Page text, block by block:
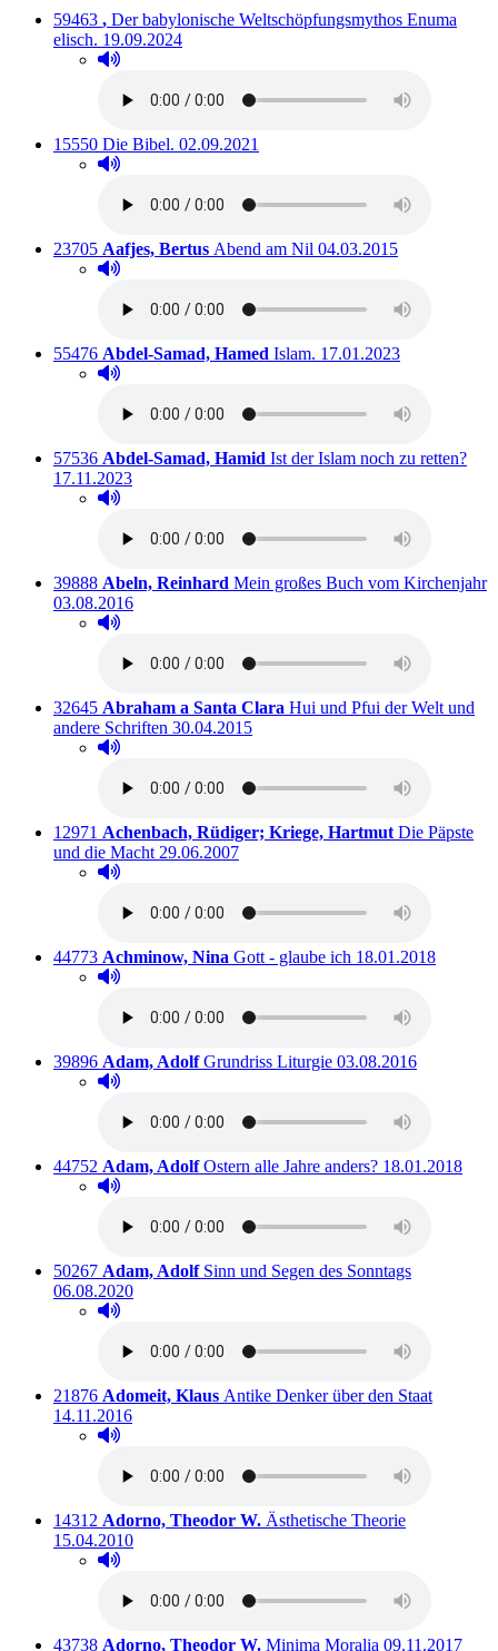
Titelnummer:
59463 von
, :Der babylonische Weltschöpfungsmythos Enuma
elisch. Ausleihbar seit dem
19.09.2024
Hörprobe abspielen
Hörprobe von Der babylonische
Titelnummer:
15550 von
:Die Bibel. Ausleihbar seit dem
02.09.2021
Hörprobe abspielen
Hörprobe von Die Bibel.
Titelnummer:
23705 von
Aafjes, Bertus: Abend am Nil Ausleihbar seit dem
04.03.2015
Hörprobe abspielen
Hörprobe von Abend am Nil
Titelnummer:
55476 von
Abdel-Samad, Hamed Islam. Ausleihbar seit dem
17.01.2023
Hörprobe abspielen
Hörprobe von Islam.
Titelnummer:
57536 von
Abdel-Samad, Hamid Ist der Islam noch zu retten?
17.11.2023
Hörprobe abspielen
Hörprobe von Ist der Islam noch zu retten?
Titelnummer:
39888 von
Abeln, Reinhard Mein großes Buch vom Kirchenjahr
Ausleihbar seit dem
03.08.2016
Hörprobe abspielen
Hörprobe von Mein großes Buch vom Kirchenjahr
Titelnummer:
32645 von
Abraham a Santa Clara Hui und Pfui der Welt und
andere Schriften Ausleihbar seit dem
30.04.2015
Hörprobe abspielen
Hörprobe von Hui und Pfui der Welt und andere
Titelnummer:
12971 von
Achenbach, Rüdiger; Kriege, Hartmut: Die Päpste
und die Macht Ausleihbar seit dem
29.06.2007
Hörprobe abspielen
Hörprobe von Die Päpste und die Macht
Titelnummer:
44773 von
Achminow, Nina Gott - glaube ich Ausleihbar seit dem
18.01.2018
Hörprobe abspielen
Hörprobe von Gott - glaube ich
Titelnummer:
39896 von
Adam, Adolf:Grundriss Liturgie Ausleihbar seit dem
03.08.2016
Hörprobe abspielen
Hörprobe von Grundriss Liturgie
Titelnummer:
44752 von
Adam, Adolf:Ostern alle Jahre anders? Ausleihbar seit
18.01.2018
Hörprobe abspielen
Hörprobe von Ostern alle Jahre anders?
Titelnummer:
50267 von
Adam, Adolf: Sinn und Segen des SonntagsAusleihbar
06.08.2020
Hörprobe abspielen
Hörprobe von Sinn und Segen des Sonntags
Titelnummer:
21876 von
Adomeit, Klaus: Antike Denker über den Staat
14.11.2016
Hörprobe abspielen
Hörprobe von Antike Denker über den Staat
Titelnummer:
14312 von
Adorno, Theodor W. Ästhetische TheorieAusleihbar
15.04.2010
Hörprobe abspielen
Hörprobe von Ästhetische Theorie
Titelnummer:
43738 von
Adorno, Theodor W. Minima Moralia Ausleihbar seit
09.11.2017